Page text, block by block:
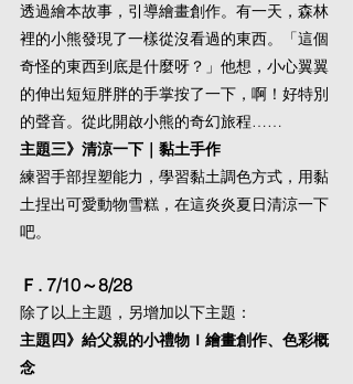
透過繪本故事，引導繪畫創作。有一天，森林
裡的小熊發現了一樣從沒看過的東西。「這個
奇怪的東西到底是什麼呀？」他想，小心翼翼
的伸出短短胖胖的手掌按了一下，啊！好特別
的聲音。從此開啟小熊的奇幻旅程……
主題三》清涼一下｜黏土手作
練習手部捏塑能力，學習黏土調色方式，用黏
土捏出可愛動物雪糕，在這炎炎夏日清涼一下
吧。
Ｆ. 7/10～8/28
除了以上主題，另增加以下主題：
主題四》給父親的小禮物Ｉ繪畫創作、色彩概
念